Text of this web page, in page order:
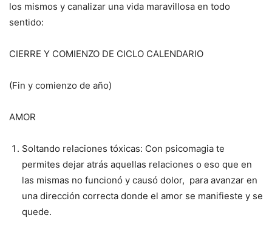
los mismos y canalizar una vida maravillosa en todo
sentido:
CIERRE Y COMIENZO DE CICLO CALENDARIO
(Fin y comienzo de año)
AMOR
Soltando relaciones tóxicas: Con psicomagia te
permites dejar atrás aquellas relaciones o eso que en
las mismas no funcionó y causó dolor, para avanzar en
una dirección correcta donde el amor se manifieste y se
quede.